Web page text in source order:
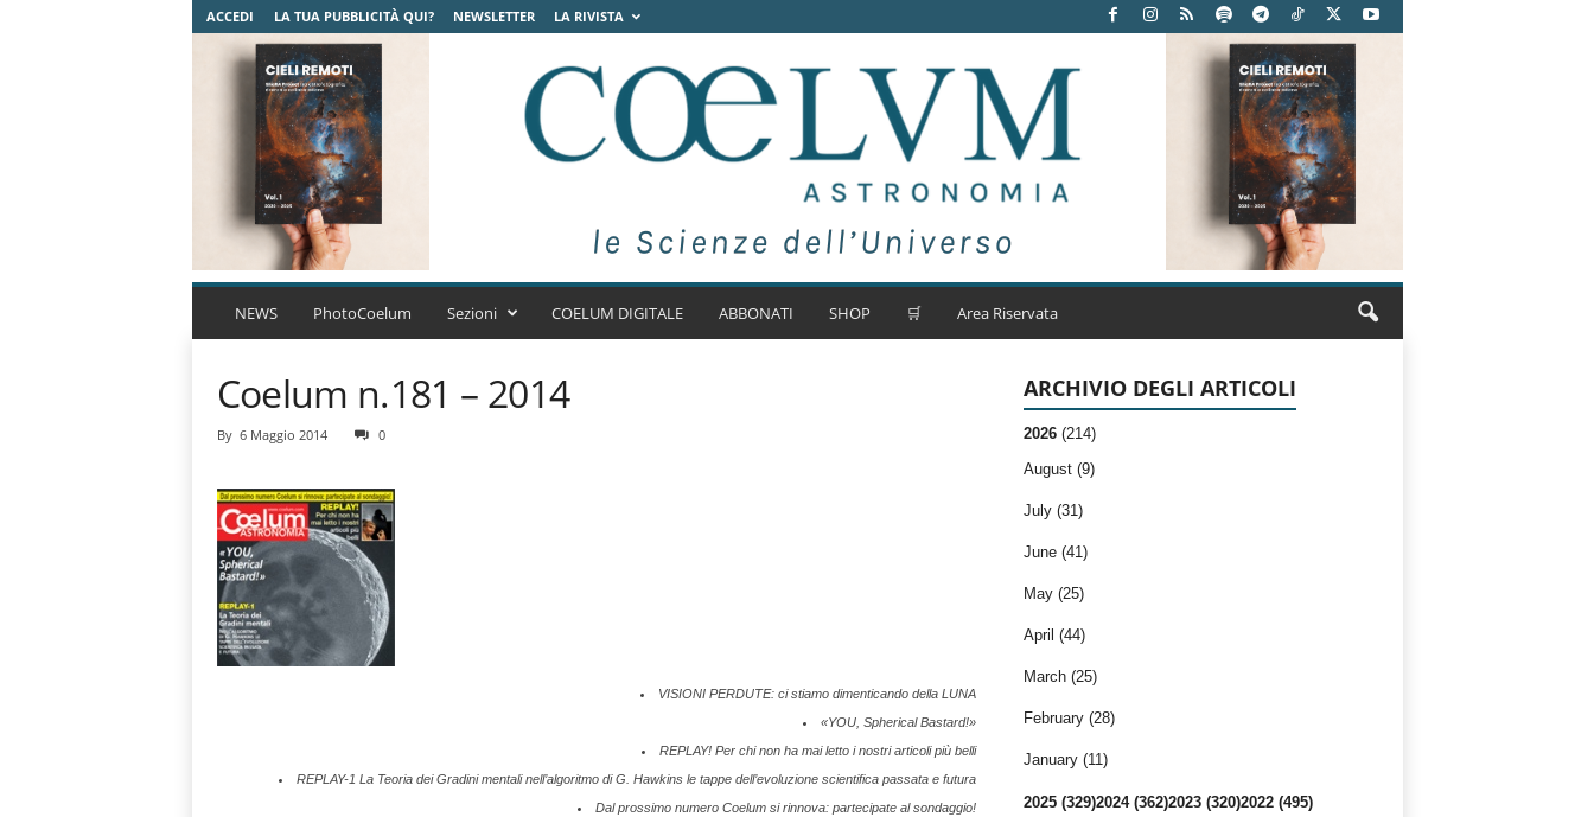
ACCEDI LA TUA PUBBLICITÀ QUI? NEWSLETTER LA RIVISTA
C
u
m
NEWS PhotoCoelum Sezioni COELUM DIGITALE ABBONATI SHOP 🛒 Area Riservata
Coelum n.181 – 2014
By 6 Maggio 2014 0
VISIONI PERDUTE: ci stiamo dimenticando della LUNA
«YOU, Spherical Bastard!»
REPLAY! Per chi non ha mai letto i nostri articoli più belli
REPLAY-1 La Teoria dei Gradini mentali nell’algoritmo di G. Hawkins le tappe dell’evoluzione scientifica passata e futura
Dal prossimo numero Coelum si rinnova: partecipate al sondaggio!
ARCHIVIO DEGLI ARTICOLI
2026 (214)
August (9)
July (31)
June (41)
May (25)
April (44)
March (25)
February (28)
January (11)
2025 (329)2024 (362)2023 (320)2022 (495)